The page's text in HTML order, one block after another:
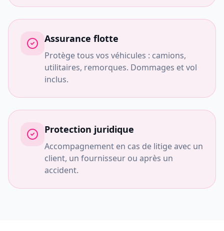
Assurance flotte
Protège tous vos véhicules : camions,
utilitaires, remorques. Dommages et vol
inclus.
Protection juridique
Accompagnement en cas de litige avec un
client, un fournisseur ou après un
accident.